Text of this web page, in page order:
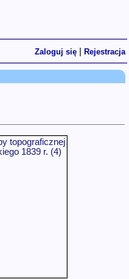
Zaloguj się Rejestracja